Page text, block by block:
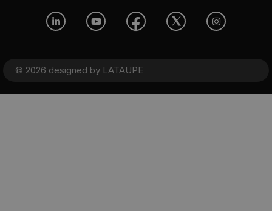
© 2026 designed by LATAUPE